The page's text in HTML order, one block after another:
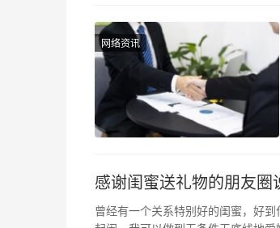
网络资讯
感谢闺蜜送礼物的朋友圈
曾经有一个关系特别好的闺蜜，好